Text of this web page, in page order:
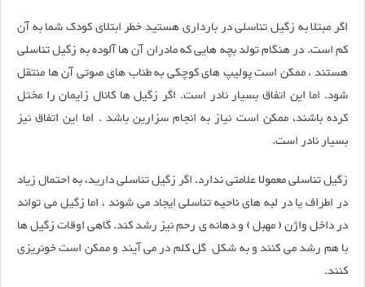
اگر مبتلا به زگیل تناسلی در بارداری هستید خطر ابتلاى کودک شما به آن
کم است. در هنگام تولد بچه هایى که مادران آن ها آلوده به زگیل تناسلی
هستند ، ممکن است پولیپ های کوچکى به طناب های صوتی آن ها منتقل
شود. اما این اتفاق بسیار نادر است. اگر زگیل ها کانال زایمان را مختل
کرده باشند، ممکن است نیاز به انجام سزارین باشد . اما این اتفاق نیز
بسیار نادر است.
زگیل تناسلی معمولا علامتى ندارد. اگر زگیل تناسلی دارید، به احتمال زیاد
در اطراف یا در لبه هاى ناحیه تناسلى ایجاد مى شوند ، اما زگیل مى تواند
در داخل واژن ( مهبل ) و دهانه ى رحم نیز رشد کند. گاهی اوقات زگیل ها
با هم رشد می کنند و به شکل گل کلم در می آیند و ممکن است خونریزی
کنند.